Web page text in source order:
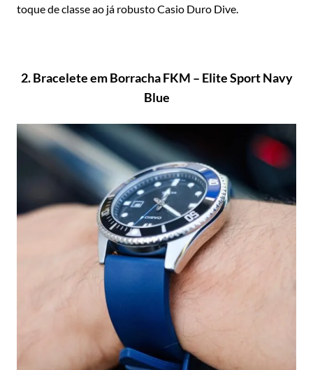
toque de classe ao já robusto Casio Duro Dive.
2. Bracelete em Borracha FKM – Elite Sport Navy
Blue